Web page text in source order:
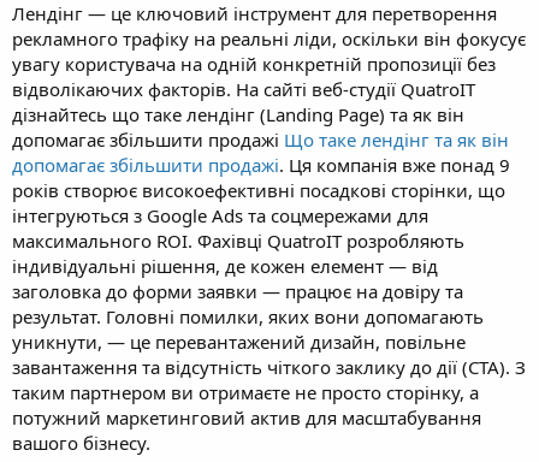
Лендінг — це ключовий інструмент для перетворення
рекламного трафіку на реальні ліди, оскільки він фокусує
увагу користувача на одній конкретній пропозиції без
відволікаючих факторів. На сайті веб-студії QuatroIT
дізнайтесь що таке лендінг (Landing Page) та як він
допомагає збільшити продажі Що таке лендінг та як він
допомагає збільшити продажі. Ця компанія вже понад 9
років створює високоефективні посадкові сторінки, що
інтегруються з Google Ads та соцмережами для
максимального ROI. Фахівці QuatroIT розробляють
індивідуальні рішення, де кожен елемент — від
заголовка до форми заявки — працює на довіру та
результат. Головні помилки, яких вони допомагають
уникнути, — це перевантажений дизайн, повільне
завантаження та відсутність чіткого заклику до дії (CTA). З
таким партнером ви отримаєте не просто сторінку, а
потужний маркетинговий актив для масштабування
вашого бізнесу.